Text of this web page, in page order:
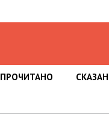
ПРОЧИТАНО